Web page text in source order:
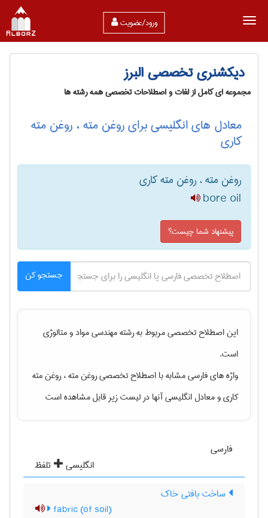
ورود/عضویت
دیکشنری تخصصی البرز
مجموعه ای کامل از لغات و اصطلاحات تخصصی همه رشته ها
معادل های انگلیسی برای روغن مته ، روغن مته
کاری
روغن مته ، روغن مته کاری
bore oil
پیشنهاد شما چیست؟
جستجو کن
این اصطلاح تخصصی مربوط به رشتهمهندسی مواد و متالوژی
است.
واژه های فارسی مشابه با اصطلاح تخصصیروغن مته ، روغن مته
کاریو معادل انگلیسی آنها در لیست زیر قابل مشاهده است
فارسی
انگلیسی
تلفظ
ساخت بافتی خاک
(fabric (of soil